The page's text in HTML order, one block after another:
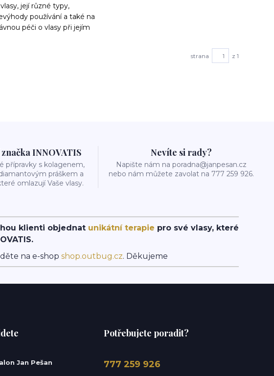
její různé typy,
používání a také na
péči o vlasy při jejím
strana z 1
INNOVATIS
přípravky s kolagenem,
práškem a
omlazují Vaše vlasy.
Nevíte si rady?
Napište nám na poradna@janpesan.cz
nebo nám můžete zavolat na 777 259 926.
klienti objednat unikátní terapie pro své vlasy, které
na e-shop shop.outbug.cz. Děkujeme
Jan Pešan
Potřebujete poradit?
777 259 926